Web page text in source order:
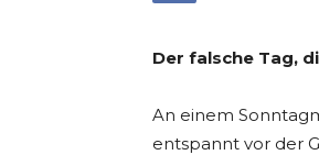
Der falsche Tag,
An einem
entspannt vor der